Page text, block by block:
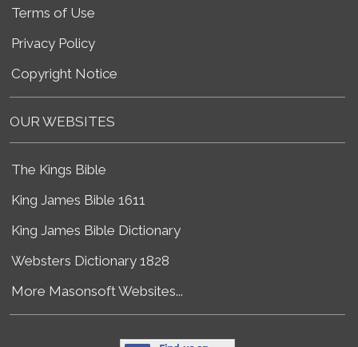
Terms of Use
Privacy Policy
Copyright Notice
OUR WEBSITES
The Kings Bible
King James Bible 1611
King James Bible Dictionary
Websters Dictionary 1828
More Masonsoft Websites...